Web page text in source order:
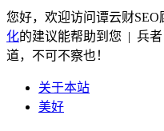
您好，欢迎访问谭云财
化的建议能帮助到您 | 兵
道，不可不察也！
关于本站
美好